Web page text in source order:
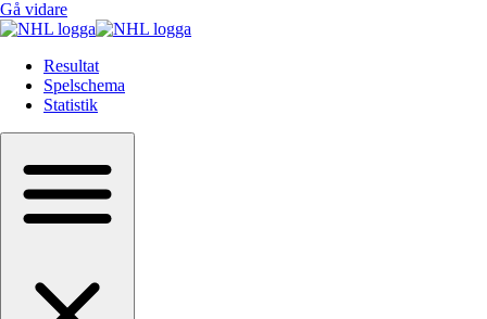
Gå vidare
Resultat
Spelschema
Statistik